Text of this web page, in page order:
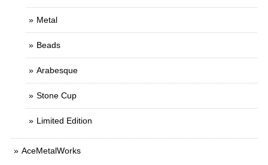
Metal
Beads
Arabesque
Stone Cup
Limited Edition
AceMetalWorks